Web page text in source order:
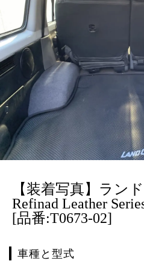
【装着写真】ラン
Refinad Leather
[品番:T0673-02]
車種と型式